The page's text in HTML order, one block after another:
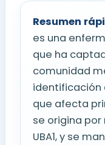
Resumen
es una
que ha
comunidad
identificación
que afecta
se origina
UBA1, y se